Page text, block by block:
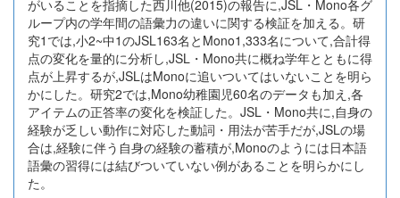
がいることを指摘した西川他(2015)の報告に,JSL・Mono各グ
ループ内の学年間の語彙力の違いに関する検証を加える。研
究1では,小2~中1のJSL163名とMono1,333名について,合計得
点の変化を量的に分析し,JSL・Mono共に概ね学年とともに得
点が上昇するが,JSLはMonoに追いついてはいないことを明ら
かにした。研究2では,Mono幼稚園児60名のデータも加え,各
アイテムの正答率の変化を検証した。JSL・Mono共に,自身の
経験が乏しい動作に対応した動詞・用法が苦手だが,JSLの場
合は,経験に伴う自身の経験の蓄積が,Monoのようには日本語
語彙の習得には結びついていない例があることを明らかにし
た。